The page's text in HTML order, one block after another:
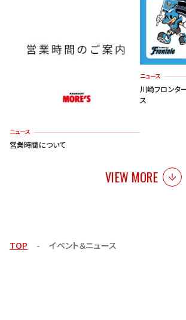
ニュース
営業時間について
ニュース
川崎フロンタ
ス
VIEW MORE
TOP イベント＆ニュース